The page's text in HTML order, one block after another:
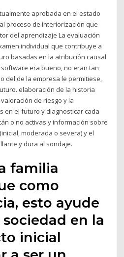
aprobada en el estado
proceso de interiorización que
del aprendizaje La evaluación
individual que contribuye a
basadas en la atribución causal
software era bueno, no eran tan
del de la empresa le permitiese,
elaboración de la historia
de riesgo y la
en el futuro y diagnosticar cada
o no activas y información sobre
moderada o severa) y el
y dura al sondaje.
familia
como
esto ayude
en la
inicial